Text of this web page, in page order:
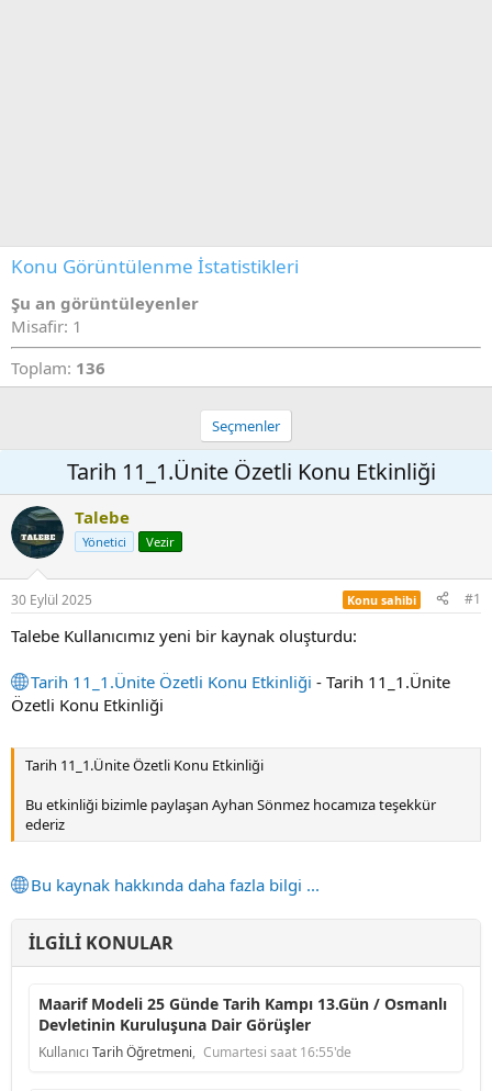
Konu Görüntülenme İstatistikleri
Şu an görüntüleyenler
Misafir: 1
Toplam: 136
Seçmenler
Tarih 11_1.Ünite Özetli Konu Etkinliği
Talebe
Yönetici Vezir
30 Eylül 2025 Konu sahibi #1
Talebe Kullanıcımız yeni bir kaynak oluşturdu:
Tarih 11_1.Ünite Özetli Konu Etkinliği - Tarih 11_1.Ünite
Özetli Konu Etkinliği
Tarih 11_1.Ünite Özetli Konu Etkinliği
Bu etkinliği bizimle paylaşan Ayhan Sönmez hocamıza teşekkür
ederiz
Bu kaynak hakkında daha fazla bilgi ...
İLGILI KONULAR
Maarif Modeli 25 Günde Tarih Kampı 13.Gün / Osmanlı
Devletinin Kuruluşuna Dair Görüşler
Kullanıcı Tarih Öğretmeni, Cumartesi saat 16:55'de